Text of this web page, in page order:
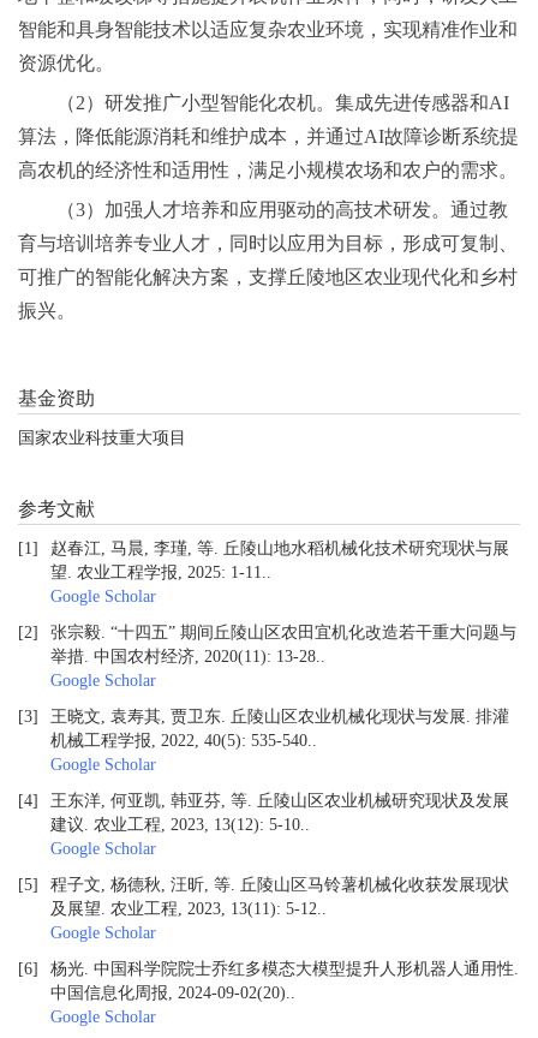
智能和具身智能技术以适应复杂农业环境，实现精准作业和
资源优化。
（2）研发推广小型智能化农机。集成先进传感器和AI
算法，降低能源消耗和维护成本，并通过AI故障诊断系统提
高农机的经济性和适用性，满足小规模农场和农户的需求。
（3）加强人才培养和应用驱动的高技术研发。通过教
育与培训培养专业人才，同时以应用为目标，形成可复制、
可推广的智能化解决方案，支撑丘陵地区农业现代化和乡村
振兴。
基金资助
国家农业科技重大项目
参考文献
[1]
赵春江, 马晨, 李瑾, 等. 丘陵山地水稻机械化技术研究现状与展
望. 农业工程学报, 2025: 1-11..
Google Scholar
[2]
张宗毅. “十四五” 期间丘陵山区农田宜机化改造若干重大问题与
举措. 中国农村经济, 2020(11): 13-28..
Google Scholar
[3]
王晓文, 袁寿其, 贾卫东. 丘陵山区农业机械化现状与发展. 排灌
机械工程学报, 2022, 40(5): 535-540..
Google Scholar
[4]
王东洋, 何亚凯, 韩亚芬, 等. 丘陵山区农业机械研究现状及发展
建议. 农业工程, 2023, 13(12): 5-10..
Google Scholar
[5]
程子文, 杨德秋, 汪昕, 等. 丘陵山区马铃薯机械化收获发展现状
及展望. 农业工程, 2023, 13(11): 5-12..
Google Scholar
[6]
杨光. 中国科学院院士乔红多模态大模型提升人形机器人通用性.
中国信息化周报, 2024-09-02(20)..
Google Scholar